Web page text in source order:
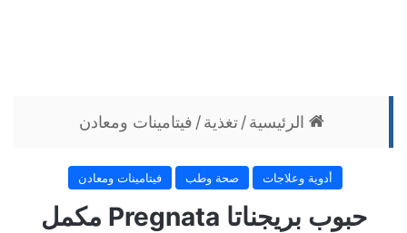
الرئيسية / تغذية / فيتامينات ومعادن
أدوية وعلاجات صحة وطب فيتامينات ومعادن
حبوب بريجناتا Pregnata مكمل